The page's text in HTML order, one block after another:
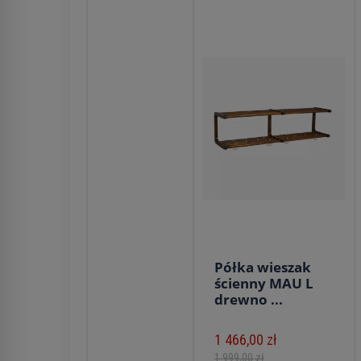
Półka wieszak
ścienny MAU L
drewno ...
1 466,00 zł
1 999,00 zł